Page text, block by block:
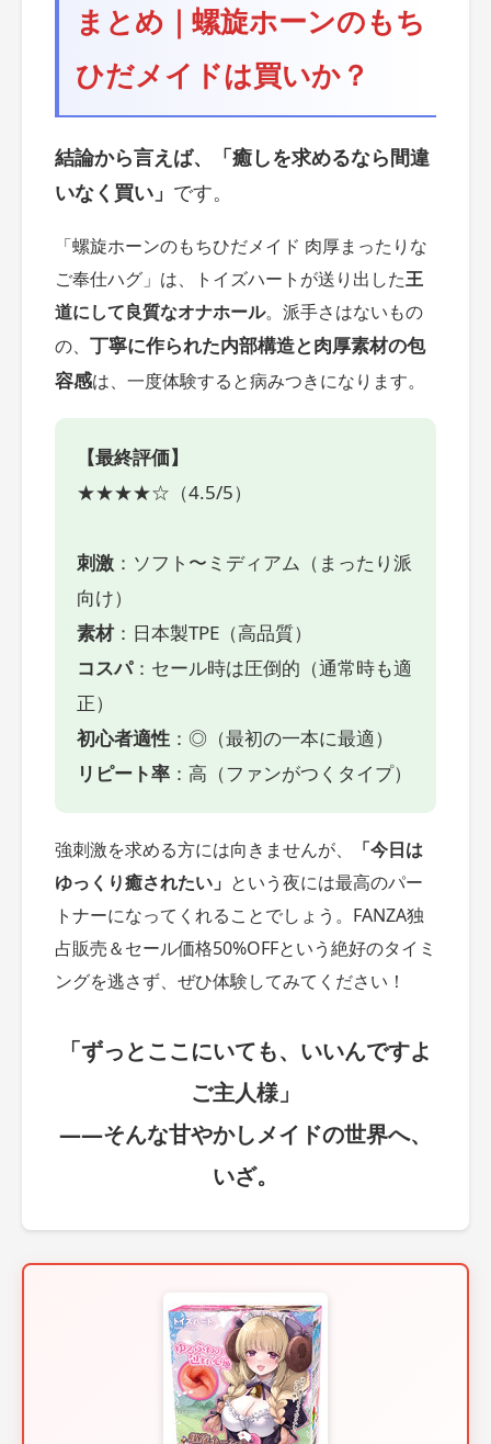
まとめ｜螺旋ホーンのもち
ひだメイドは買いか？
結論から言えば、「癒しを求めるなら間違
いなく買い」 です。
「螺旋ホーンのもちひだメイド 肉厚まったりな
ご奉仕ハグ」は、トイズハートが送り出した王
道にして良質なオナホール。派手さはないもの
の、 丁寧に作られた内部構造と肉厚素材の包
容感は、一度体験すると病みつきになります。
【最終評価】
★★★★☆（4.5/5）
刺激 ：ソフト〜ミディアム（まったり派
向け）
素材：日本製TPE（高品質）
コスパ：セール時は圧倒的（通常時も適
正）
初心者適性 ：◎（最初の一本に最適）
リピート率 ：高（ファンがつくタイプ）
強刺激を求める方には向きませんが、
「今日は
ゆっくり癒されたい」 という夜には最高のパー
トナーになってくれることでしょう。FANZA独
占販売＆セール価格50%OFFという絶好のタイミ
ングを逃さず、ぜひ体験してみてください！
「ずっとここにいても、いいんですよ
ご主人様」
——そんな甘やかしメイドの世界へ、
いざ。